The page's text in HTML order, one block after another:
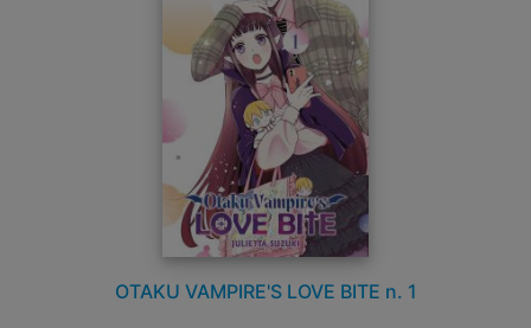
OTAKU VAMPIRE'S LOVE BITE n. 1